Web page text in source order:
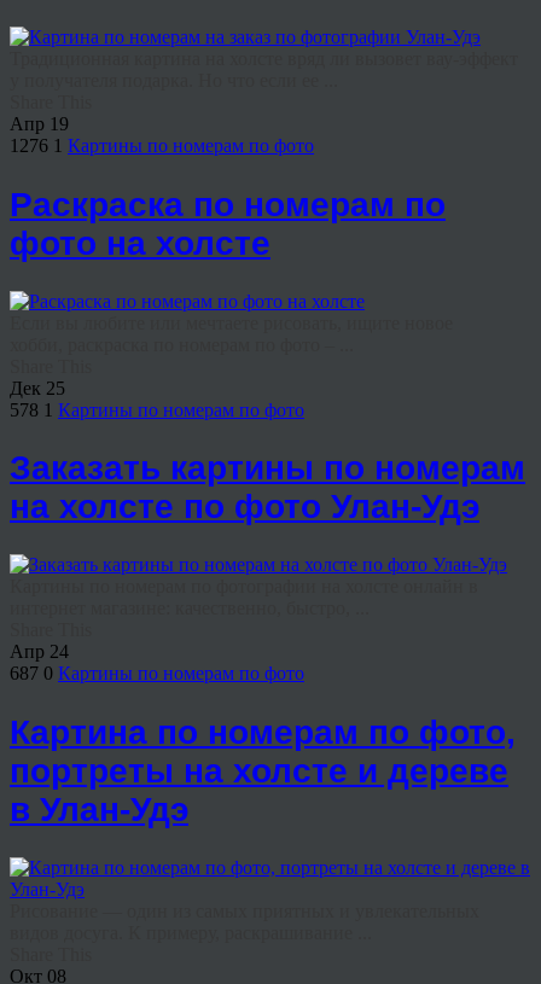
Апр 19
1276 1 Картины по номерам по фото
Раскраска по номерам по
фото на холсте
Дек 25
578 1 Картины по номерам по фото
Заказать картины по номерам
на холсте по фото Улан-Удэ
Апр 24
687 0 Картины по номерам по фото
Картина по номерам по фото,
портреты на холсте и дереве
в Улан-Удэ
Окт 08